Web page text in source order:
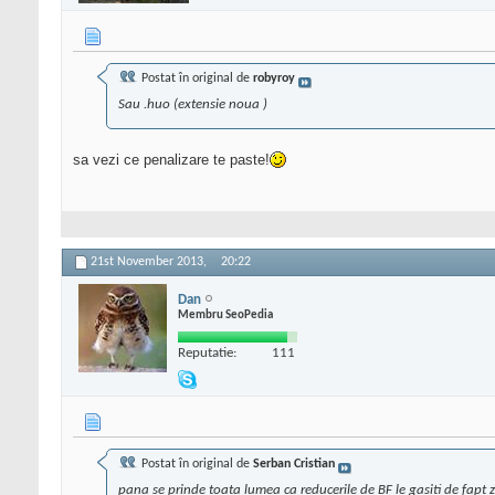
Postat în original de robyroy
Sau .huo (extensie noua )
sa vezi ce penalizare te paste!
21st November 2013, 20:22
Dan
Membru SeoPedia
Reputatie: 111
Postat în original de Serban Cristian
pana se prinde toata lumea ca reducerile de BF le gasiti de fapt